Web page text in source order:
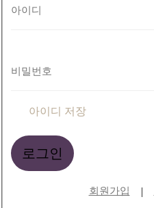
아이디
비밀번호
아이디 저장
회원가입 |